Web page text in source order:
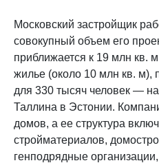
Московский застройщик
совокупный объем его
приближается к 19 млн кв.
жилье (около 10 млн кв. м),
для 330 тысяч человек —
Таллина в Эстонии.
домов, а ее структура
стройматериалов,
генподрядные